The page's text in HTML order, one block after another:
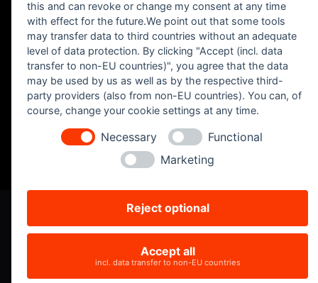
Aviso Legal | Privacidad | Contacto
this and can revoke or change my consent at any time
with effect for the future.We point out that some tools
may transfer data to third countries without an adequate
level of data protection. By clicking "Accept (incl. data
transfer to non-EU countries)", you agree that the data
may be used by us as well as by the respective third-
party providers (also from non-EU countries). You can, of
course, change your cookie settings at any time.
Necessary
Functional
Marketing
Reject optional
Accept all
incl. data transfer to non-EU countries